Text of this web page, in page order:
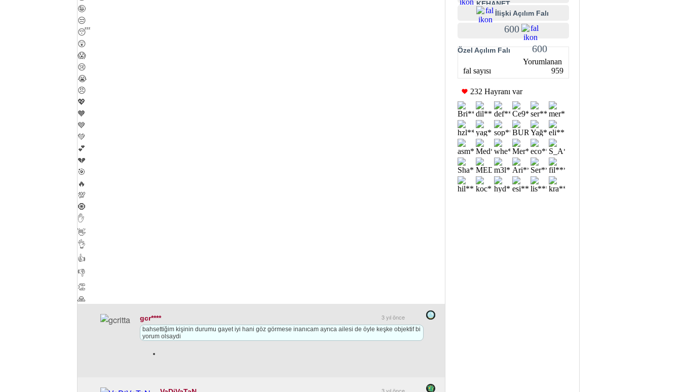
KEHANET
İlişki Açılım Falı
600
Özel Açılım Falı 600
Yorumlanan
fal sayısı
959
232 Hayranı var
🤪
😒
😴
😲
😱
😢
😭
😠
💖
🧡
💙
💚
💕
💔
🎯
🔥
💯
🧿
✋
👋
👌
👍
👎
👏
🙏
3 yıl önce
gcr****
bahsettiğim kişinin durumu gayet iyi hani göz görmese inanıcam ayrıca ailesi de öyle keşke objektif bi
yorum olsaydi